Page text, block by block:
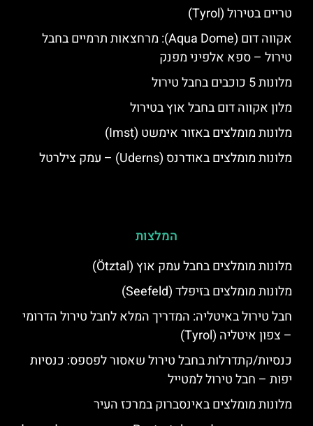
טריים בטירול (Tyrol)
אקווה דום (Aqua Dome): מרחצאות תרמיים בחבל
טירול – ספא אלפיני מפנק
מלונות 5 כוכבים בחבל טירול
מלון אקווה דום בחבל אוץ בטירול
מלונות מומלצים באזור אימשט (Imst)
מלונות מומלצים באודרנס (Uderns) – עמק צילרטל
המלצות
מלונות מומלצים בחבל עמק אוץ (Ötztal)
מלונות מומלצים בזיפלד (Seefeld)
חבל טירול באיטליה: המדריך המלא לחבל טירול הדרומי
– צפון איטליה (Tyrol)
כנסיות/קתדרלות בחבל טירול שאסור לפספס: כנסיות
יפות – חבל טירול למטייל
מלונות מומלצים באינסברוק במרכז העיר